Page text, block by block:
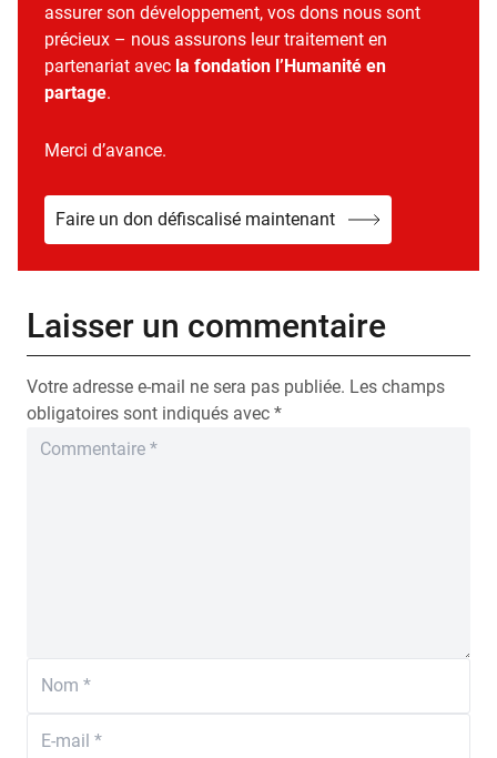
assurer son développement, vos dons nous sont
précieux – nous assurons leur traitement en
partenariat avec la fondation l’Humanité en
partage.
Merci d’avance.
Faire un don défiscalisé maintenant
Laisser un commentaire
Votre adresse e-mail ne sera pas publiée. Les champs
obligatoires sont indiqués avec *